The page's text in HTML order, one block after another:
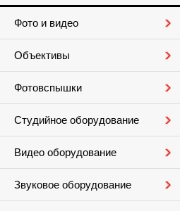
Фото и видео
Объективы
Фотовспышки
Студийное оборудование
Видео оборудование
Звуковое оборудование